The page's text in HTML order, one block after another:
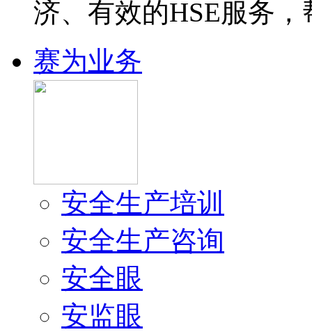
济、有效的HSE服务
赛为业务
安全生产培训
安全生产咨询
安全眼
安监眼